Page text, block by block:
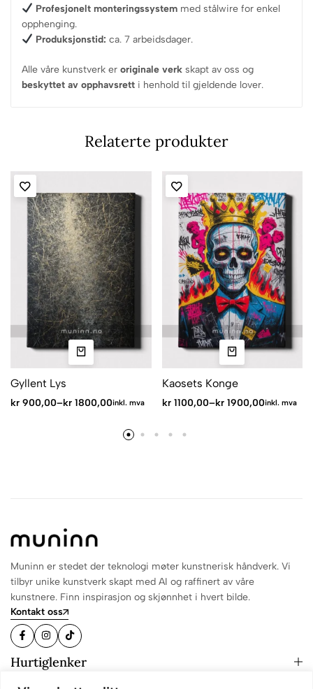
Profesjonelt monteringssystemmed stålwire for enkel
opphenging.
Produksjonstid: ca. 7 arbeidsdager.
Alle våre kunstverk er originale verk skapt av oss og
beskyttet av opphavsrett i henhold til gjeldende lover.
Relaterte produkter
Gyllent Lys
kr 900,00–kr 1800,00inkl. mva
Kaosets Konge
kr1100,00–kr1900,00inkl. mva
Muninn er stedet der teknologi møter kunstnerisk håndverk. Vi
tilbyr unike kunstverk skapt med AI og raffinert av våre
kunstnere. Finn inspirasjon og skjønnhet i hvert bilde.
Kontakt oss
Hurtiglenker
Informasjon